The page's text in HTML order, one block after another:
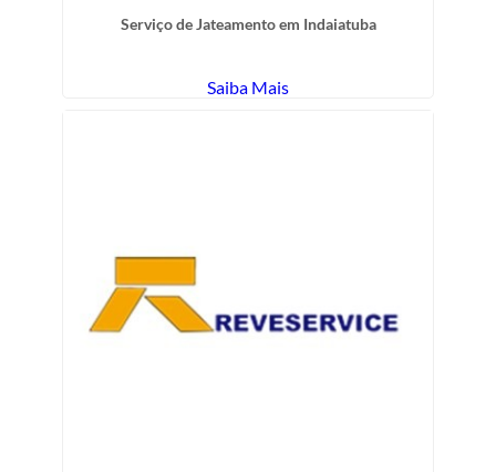
Serviço de Jateamento em Indaiatuba
Saiba Mais